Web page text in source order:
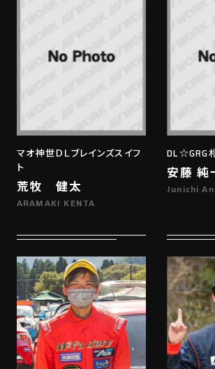
マオ神世ＤＬブレインズスイフ
ト
荒牧 健太
ARAMAKI KENTA
DL☆GRG
安藤 純
Junichi